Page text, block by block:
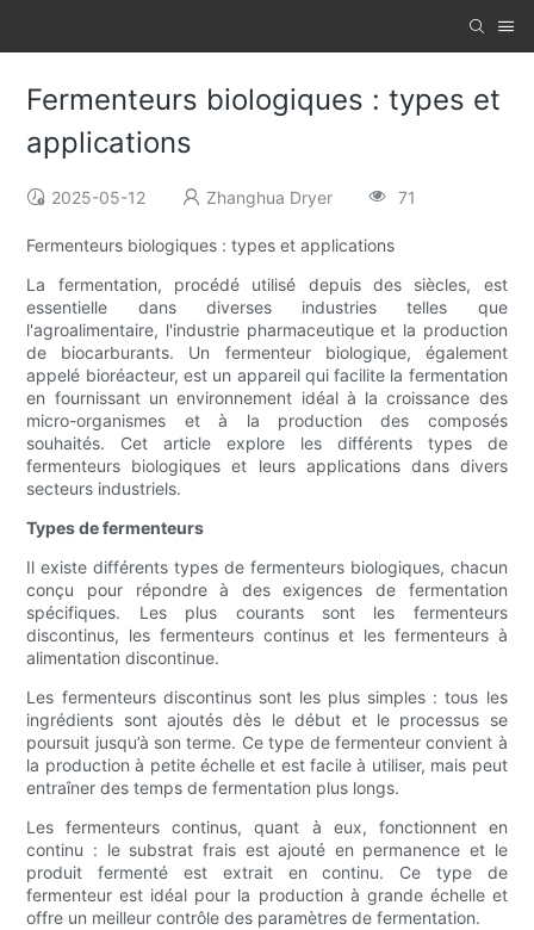
Fermenteurs biologiques : types et
applications
2025-05-12 Zhanghua Dryer 71
Fermenteurs biologiques : types et applications
La fermentation, procédé utilisé depuis des siècles, est
essentielle dans diverses industries telles que
l'agroalimentaire, l'industrie pharmaceutique et la production
de biocarburants. Un fermenteur biologique, également
appelé bioréacteur, est un appareil qui facilite la fermentation
en fournissant un environnement idéal à la croissance des
micro-organismes et à la production des composés
souhaités. Cet article explore les différents types de
fermenteurs biologiques et leurs applications dans divers
secteurs industriels.
Types de fermenteurs
Il existe différents types de fermenteurs biologiques, chacun
conçu pour répondre à des exigences de fermentation
spécifiques. Les plus courants sont les fermenteurs
discontinus, les fermenteurs continus et les fermenteurs à
alimentation discontinue.
Les fermenteurs discontinus sont les plus simples : tous les
ingrédients sont ajoutés dès le début et le processus se
poursuit jusqu’à son terme. Ce type de fermenteur convient à
la production à petite échelle et est facile à utiliser, mais peut
entraîner des temps de fermentation plus longs.
Les fermenteurs continus, quant à eux, fonctionnent en
continu : le substrat frais est ajouté en permanence et le
produit fermenté est extrait en continu. Ce type de
fermenteur est idéal pour la production à grande échelle et
offre un meilleur contrôle des paramètres de fermentation.